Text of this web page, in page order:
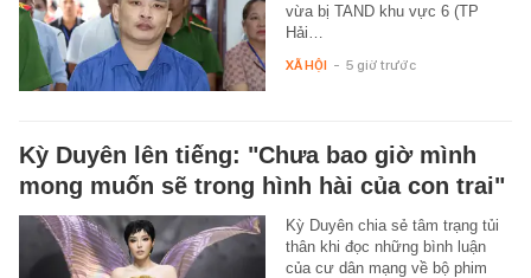
vừa bị TAND khu vực 6 (TP
Hải…
XÃ HỘI - 5 giờ trước
Kỳ Duyên lên tiếng: "Chưa bao giờ mình
mong muốn sẽ trong hình hài của con trai"
Kỳ Duyên chia sẻ tâm trạng tủi
thân khi đọc những bình luận
của cư dân mạng về bộ phim